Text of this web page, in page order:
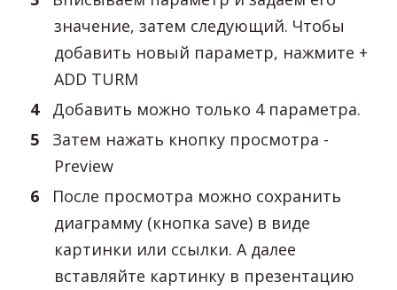
значение, затем следующий. Чтобы
добавить новый параметр, нажмите +
ADD TURM
Добавить можно только 4 параметра.
Затем нажать кнопку просмотра -
Preview
После просмотра можно сохранить
диаграмму (кнопка save) в виде
картинки или ссылки. А далее
вставляйте картинку в презентацию